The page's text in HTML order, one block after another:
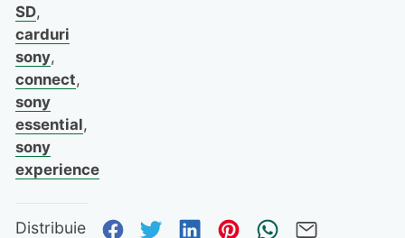
SD,
carduri
sony,
connect,
sony
essential,
sony
experience
Distribuie
Distribuie pe Facebook
Distribuie pe Twitter
Distribuie pe
Distribuie pe
Trimite